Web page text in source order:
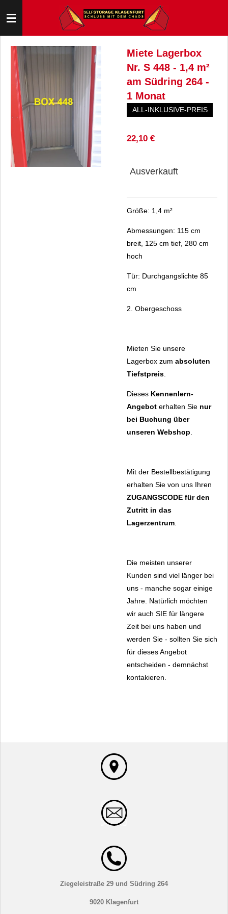
Hauptinhalt
springen
Miete Lagerbox
Nr. S 448 - 1,4 m²
am Südring 264 -
1 Monat
ALL-INKLUSIVE-PREIS
22,10 €
Ausverkauft
Größe: 1,4 m²
Abmessungen: 115 cm
breit, 125 cm tief, 280 cm
hoch
Tür: Durchgangslichte 85
cm
2. Obergeschoss
Mieten Sie unsere
Lagerbox zum absoluten
Tiefstpreis.
Dieses Kennenlern-
Angebot erhalten Sie nur
bei Buchung über
unseren Webshop.
Mit der Bestellbestätigung
erhalten Sie von uns Ihren
ZUGANGSCODE für den
Zutritt in das
Lagerzentrum.
Die meisten unserer
Kunden sind viel länger bei
uns - manche sogar einige
Jahre. Natürlich möchten
wir auch SIE für längere
Zeit bei uns haben und
werden Sie - sollten Sie sich
für dieses Angebot
entscheiden - demnächst
kontakieren.
Ziegeleistraße 29 und Südring 264
9020 Klagenfurt